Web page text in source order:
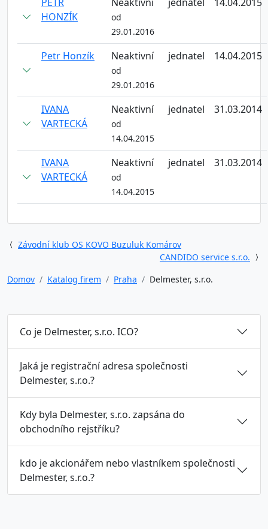
HONZÍK
od
29.01.2016
Petr Honzík Neaktivní
od
29.01.2016
jednatel 14.04.2015
IVANA
VARTECKÁ
Neaktivní
od
14.04.2015
jednatel 31.03.2014
IVANA
VARTECKÁ
Neaktivní
od
14.04.2015
jednatel 31.03.2014
Závodní klub OS KOVO Buzuluk Komárov
CANDIDO service s.r.o.
Domov
Katalog firem Praha Delmester, s.r.o.
Co je Delmester, s.r.o. ICO?
Jaká je registrační adresa společnosti
Delmester, s.r.o.?
Kdy byla Delmester, s.r.o. zapsána do
obchodního rejstříku?
kdo je akcionářem nebo vlastníkem společnosti
Delmester, s.r.o.?